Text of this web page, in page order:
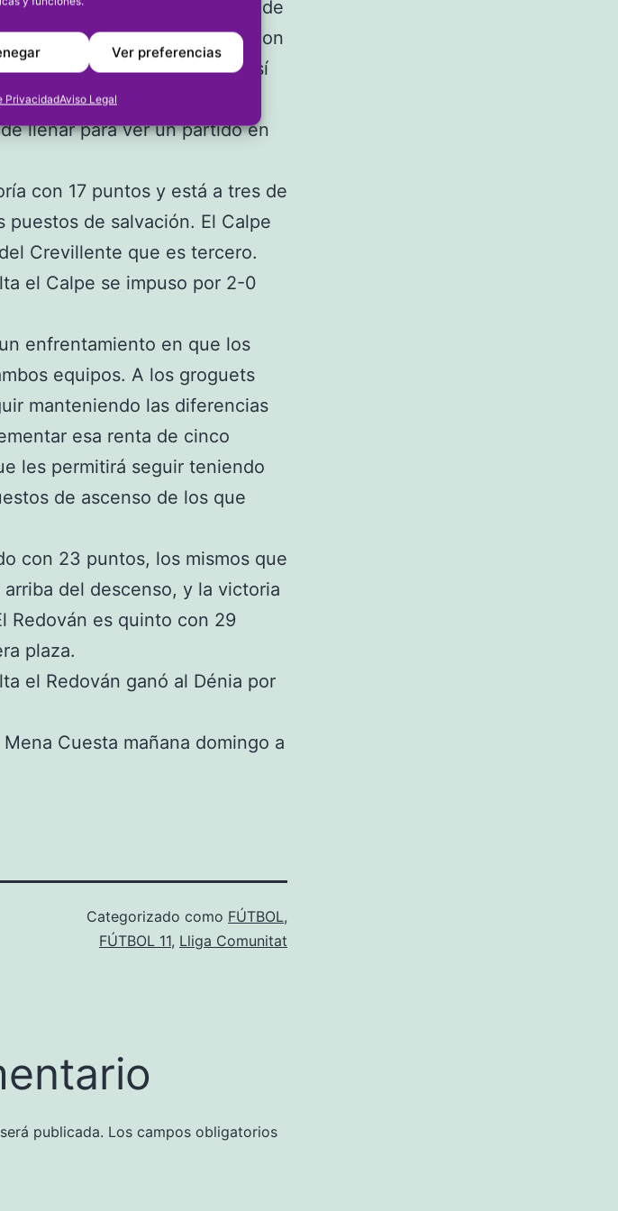
Ver preferencias
PrivacidadAviso Legal
porque están a tres puntos de
necesitan la victoria pero con
los puestos de ascenso. Así
de este choque mañana
llenar para ver un partido en
con 17 puntos y está a tres de
puestos de salvación. El Calpe
Crevillente que es tercero.
el Calpe se impuso por 2-0
enfrentamiento en que los
equipos. A los groguets
manteniendo las diferencias
esa renta de cinco
les permitirá seguir teniendo
de ascenso de los que
con 23 puntos, los mismos que
del descenso, y la victoria
Redován es quinto con 29
plaza.
el Redován ganó al Dénia por
Cuesta mañana domingo a
Categorizado como FÚTBOL,
FÚTBOL 11, Lliga Comunitat
publicada. Los campos obligatorios